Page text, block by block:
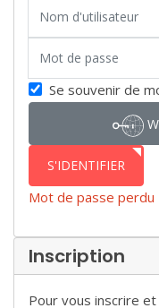
Se souvenir de
S'IDENTIFIER
Mot de passe perdu
Inscription
Pour vous inscrire